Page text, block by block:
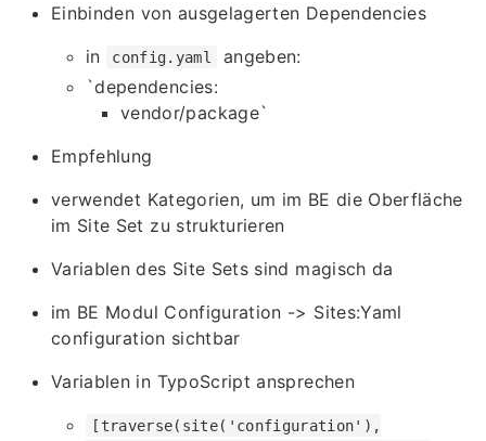
Einbinden von ausgelagerten Dependencies
in
config.yaml
angeben:
`dependencies:
vendor/package`
Empfehlung
verwendet Kategorien, um im BE die Oberfläche
im Site Set zu strukturieren
Variablen des Site Sets sind magisch da
im BE Modul Configuration -> Sites:Yaml
configuration sichtbar
Variablen in TypoScript ansprechen
[traverse(site('configuration'),